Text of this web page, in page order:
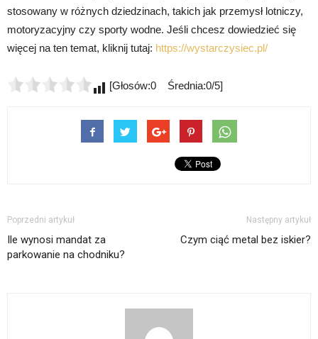
stosowany w różnych dziedzinach, takich jak przemysł lotniczy,
motoryzacyjny czy sporty wodne. Jeśli chcesz dowiedzieć się
więcej na ten temat, kliknij tutaj: https://wystarczysiec.pl/
[Głosów:0 Średnia:0/5]
Poprzedni artykuł
Ile wynosi mandat za
parkowanie na chodniku?
Następny artykuł
Czym ciąć metal bez iskier?